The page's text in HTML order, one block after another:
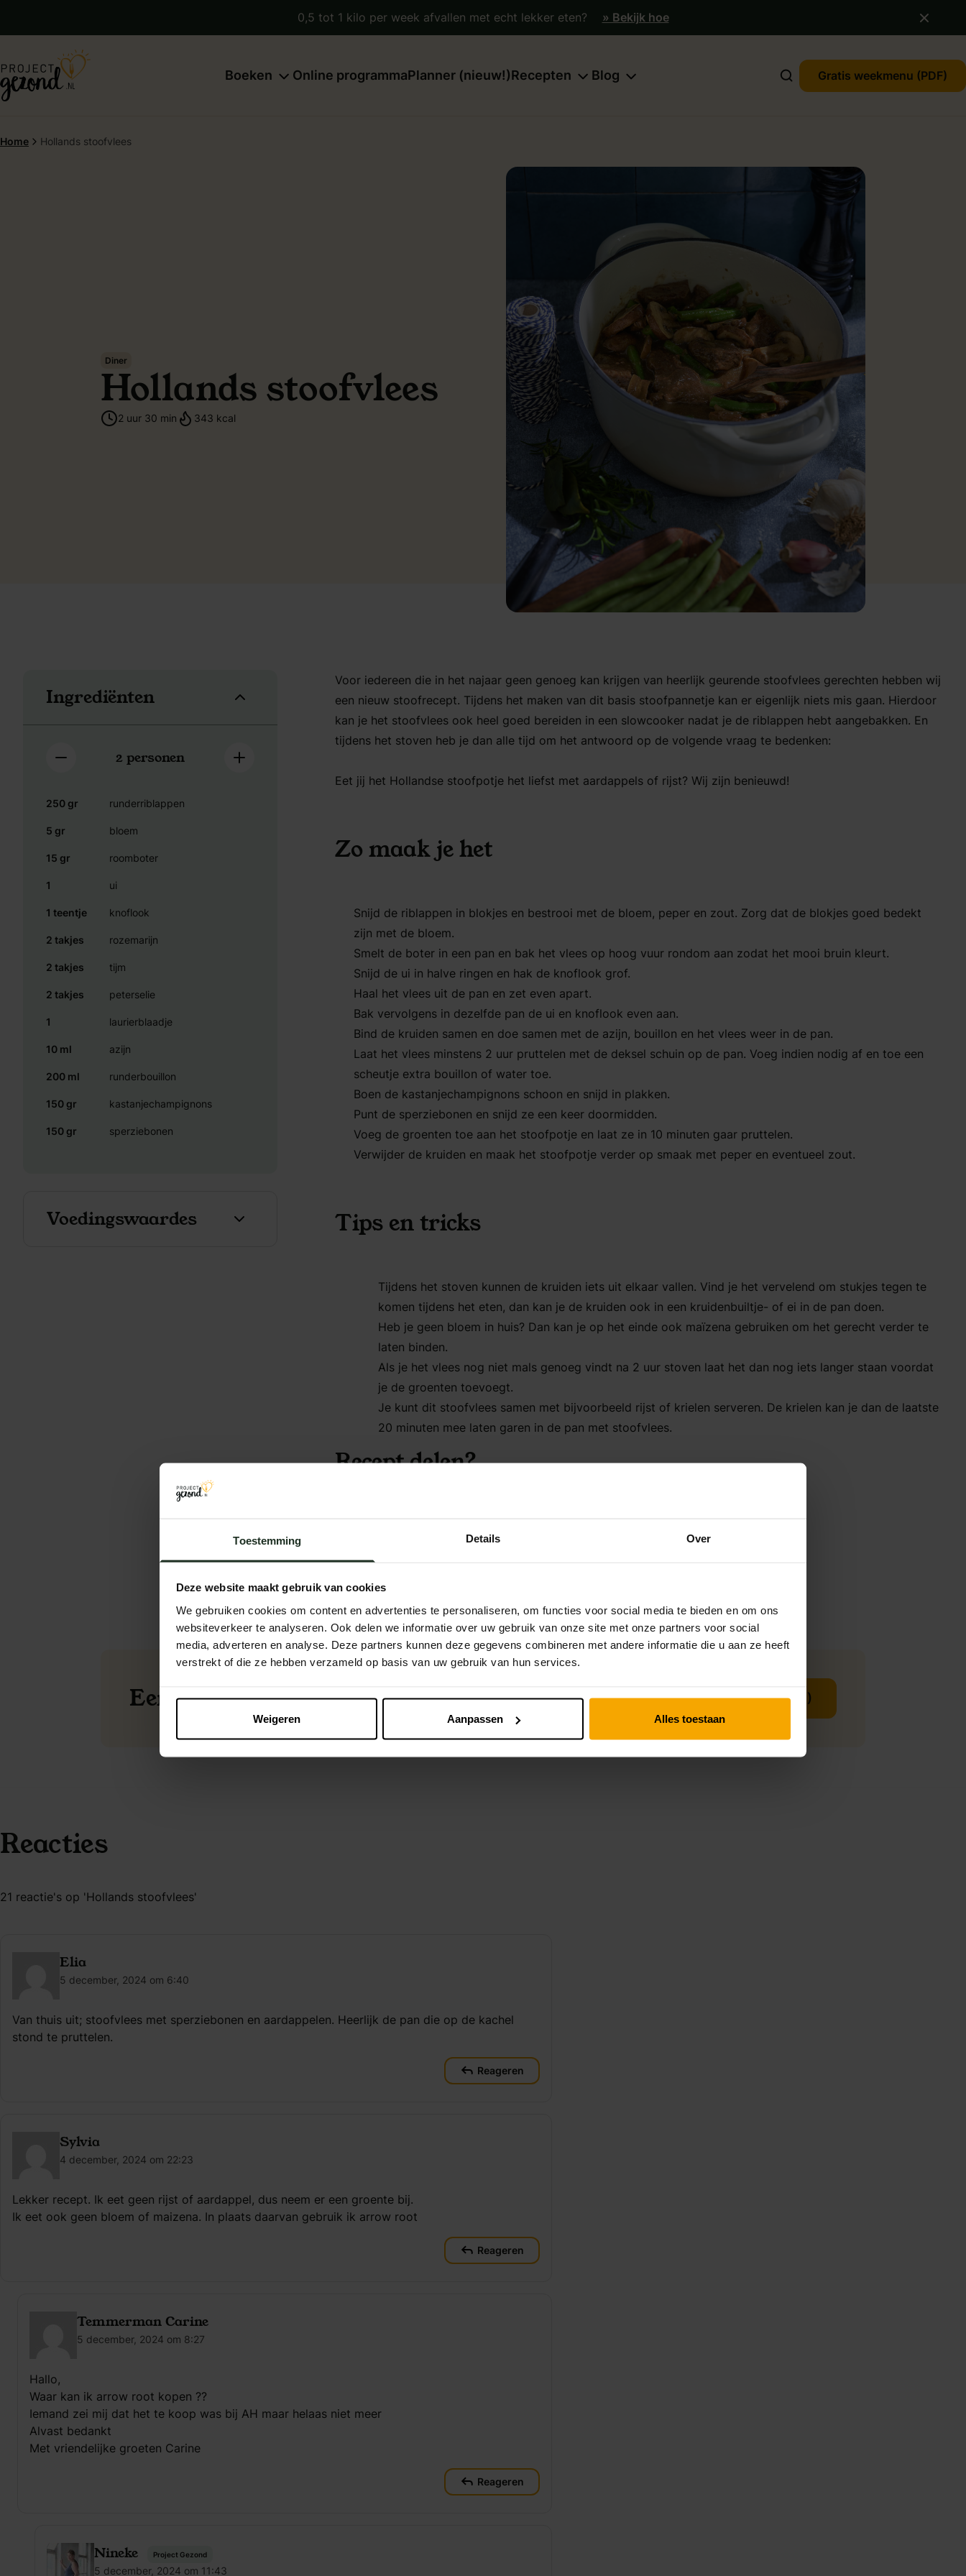
Toestemming Details Over
Deze website maakt gebruik van cookies
We gebruiken cookies om content en advertenties te personaliseren, om functies voor social media te bieden en om ons
websiteverkeer te analyseren. Ook delen we informatie over uw gebruik van onze site met onze partners voor social
media, adverteren en analyse. Deze partners kunnen deze gegevens combineren met andere informatie die u aan ze heeft
verstrekt of die ze hebben verzameld op basis van uw gebruik van hun services.
Weigeren Aanpassen Alles toestaan
0,5 tot 1 kilo per week afvallen met echt lekker eten? » Bekijk hoe
Boeken Online programmaPlanner (nieuw!)Recepten Blog Gratis weekmenu (PDF)
Home Hollands stoofvlees
Diner
Hollands stoofvlees
2 uur 30 min 343 kcal
Ingrediënten
2 personen
250 gr runderriblappen
5 gr bloem
15 gr roomboter
1 ui
1 teentje knoflook
2 takjes rozemarijn
2 takjes tijm
2 takjes peterselie
1 laurierblaadje
10 ml azijn
200 ml runderbouillon
150 gr kastanjechampignons
150 gr sperziebonen
Voedingswaardes
Voor iedereen die in het najaar geen genoeg kan krijgen van heerlijk geurende stoofvlees gerechten hebben wij
een nieuw stoofrecept. Tijdens het maken van dit basis stoofpannetje kan er eigenlijk niets mis gaan. Hierdoor
kan je het stoofvlees ook heel goed bereiden in een slowcooker nadat je de riblappen hebt aangebakken. En
tijdens het stoven heb je dan alle tijd om het antwoord op de volgende vraag te bedenken:
Eet jij het Hollandse stoofpotje het liefst met aardappels of rijst? Wij zijn benieuwd!
Zo maak je het
Snijd de riblappen in blokjes en bestrooi met de bloem, peper en zout. Zorg dat de blokjes goed bedekt
zijn met de bloem.
Smelt de boter in een pan en bak het vlees op hoog vuur rondom aan zodat het mooi bruin kleurt.
Snijd de ui in halve ringen en hak de knoflook grof.
Haal het vlees uit de pan en zet even apart.
Bak vervolgens in dezelfde pan de ui en knoflook even aan.
Bind de kruiden samen en doe samen met de azijn, bouillon en het vlees weer in de pan.
Laat het vlees minstens 2 uur pruttelen met de deksel schuin op de pan. Voeg indien nodig af en toe een
scheutje extra bouillon of water toe.
Boen de kastanjechampignons schoon en snijd in plakken.
Punt de sperziebonen en snijd ze een keer doormidden.
Voeg de groenten toe aan het stoofpotje en laat ze in 10 minuten gaar pruttelen.
Verwijder de kruiden en maak het stoofpotje verder op smaak met peper en eventueel zout.
Tips en tricks
Tijdens het stoven kunnen de kruiden iets uit elkaar vallen. Vind je het vervelend om stukjes tegen te
komen tijdens het eten, dan kan je de kruiden ook in een kruidenbuiltje- of ei in de pan doen.
Heb je geen bloem in huis? Dan kan je op het einde ook maïzena gebruiken om het gerecht verder te
laten binden.
Als je het vlees nog niet mals genoeg vindt na 2 uur stoven laat het dan nog iets langer staan voordat
je de groenten toevoegt.
Je kunt dit stoofvlees samen met bijvoorbeeld rijst of krielen serveren. De krielen kan je dan de laatste
20 minuten mee laten garen in de pan met stoofvlees.
Recept delen?
Eenvoudig afvallen met de lekkerste recepten? Gratis weekmenu (PDF)
Reacties
21 reactie's op 'Hollands stoofvlees'
Elia
5 december, 2024 om 6:40
Van thuis uit; stoofvlees met sperziebonen en aardappelen. Heerlijk de pan die op de kachel
stond te pruttelen.
Reageren
Sylvia
4 december, 2024 om 22:23
Lekker recept. Ik eet geen rijst of aardappel, dus neem er een groente bij.
Ik eet ook geen bloem of maizena. In plaats daarvan gebruik ik arrow root
Reageren
Temmerman Carine
5 december, 2024 om 8:27
Hallo,
Waar kan ik arrow root kopen ??
Iemand zei mij dat het te koop was bij AH maar helaas niet meer
Alvast bedankt
Met vriendelijke groeten Carine
Reageren
Nineke Project Gezond
5 december, 2024 om 11:43